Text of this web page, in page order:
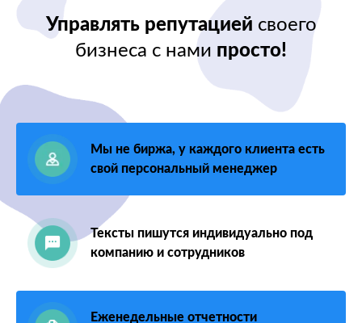
Управлять репутацией своего
бизнеса с нами просто!
Мы не биржа, у каждого клиента есть
свой персональный менеджер
Тексты пишутся индивидуально под
компанию и сотрудников
Еженедельные отчетности